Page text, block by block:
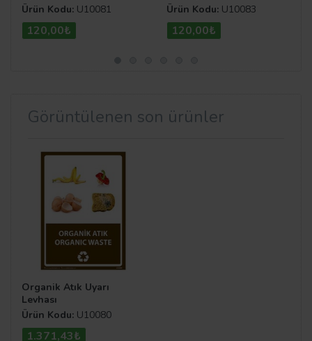
Ürün Kodu: U10081
120,00₺
Ürün Kodu: U10083
120,00₺
Görüntülenen son ürünler
Organik Atık Uyarı
Levhası
Ürün Kodu: U10080
1.371,43₺